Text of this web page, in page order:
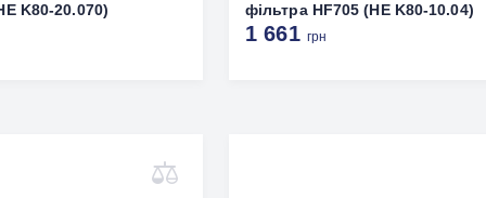
K80-20.070)
фільтра HF705 (HE K80-10.04)
1 661 грн